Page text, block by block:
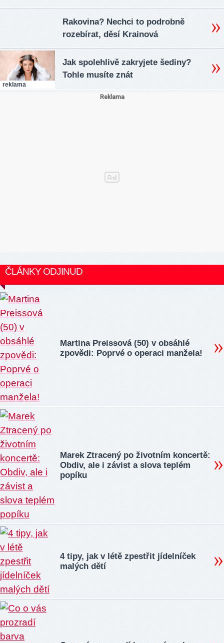
Rakovina? Nechci to podrobně
rozebírat, děsí Krainová
reklama
Jak spolehlivě zakryjete šediny?
Tohle musíte znát
ČLÁNKY ODJINUD
Martina Preissová (50) v obsáhlé
zpovědi: Poprvé o operaci manžela!
Marek Ztracený po životním koncertě:
Obdiv, ale i závist a slova teplém
popíku
4 tipy, jak v létě zpestřit jídelníček
malých dětí